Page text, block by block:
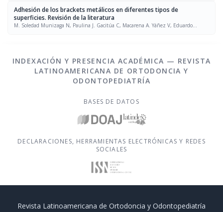
Adhesión de los brackets metálicos en diferentes tipos de
superficies. Revisión de la literatura
M. Soledad Munizaga N, Paulina J. Gacitúa C, Macarena A. Yáñez V, Eduardo
INDEXACIÓN Y PRESENCIA ACADÉMICA — REVISTA
LATINOAMERICANA DE ORTODONCIA Y
ODONTOPEDIATRÍA
BASES DE DATOS
DECLARACIONES, HERRAMIENTAS ELECTRÓNICAS Y REDES
SOCIALES
Revista Latinoamericana de Ortodoncia y Odontopediatría